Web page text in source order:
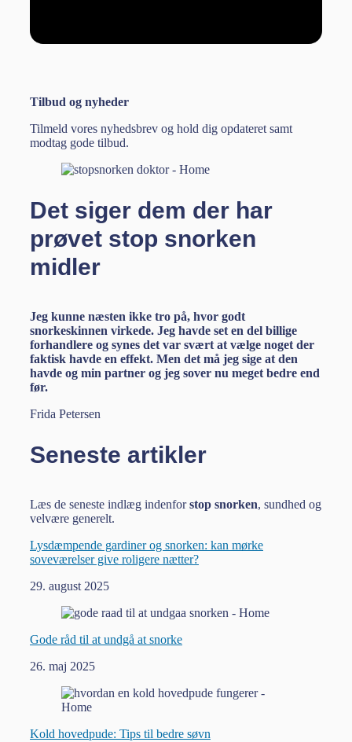
Tilbud og nyheder
Tilmeld vores nyhedsbrev og hold dig opdateret samt
modtag gode tilbud.
Det siger dem der har
prøvet stop snorken
midler
Jeg kunne næsten ikke tro på, hvor godt
snorkeskinnen virkede. Jeg havde set en del billige
forhandlere og synes det var svært at vælge noget der
faktisk havde en effekt. Men det må jeg sige at den
havde og min partner og jeg sover nu meget bedre end
før.
Frida Petersen
Seneste artikler
Læs de seneste indlæg indenforstop snorken, sundhed og
velvære generelt.
Lysdæmpende gardiner og snorken: kan mørke
soveværelser give roligere nætter?
29. august 2025
Gode råd til at undgå at snorke
26. maj 2025
Kold hovedpude: Tips til bedre søvn